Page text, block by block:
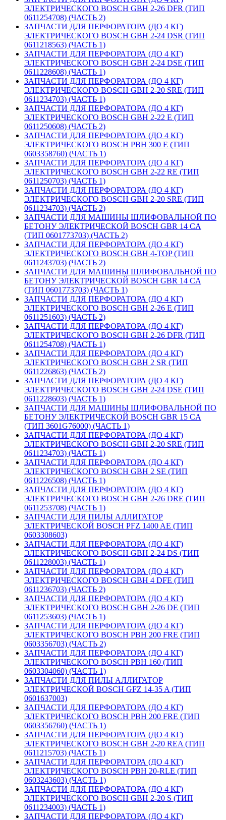
ЭЛЕКТРИЧЕСКОГО BOSCH GBH 2-26 DFR (ТИП
0611254708) (ЧАСТЬ 2)
ЗАПЧАСТИ ДЛЯ ПЕРФОРАТОРА (ДО 4 КГ)
ЭЛЕКТРИЧЕСКОГО BOSCH GBH 2-24 DSR (ТИП
0611218563) (ЧАСТЬ 1)
ЗАПЧАСТИ ДЛЯ ПЕРФОРАТОРА (ДО 4 КГ)
ЭЛЕКТРИЧЕСКОГО BOSCH GBH 2-24 DSE (ТИП
0611228608) (ЧАСТЬ 1)
ЗАПЧАСТИ ДЛЯ ПЕРФОРАТОРА (ДО 4 КГ)
ЭЛЕКТРИЧЕСКОГО BOSCH GBH 2-20 SRE (ТИП
0611234703) (ЧАСТЬ 1)
ЗАПЧАСТИ ДЛЯ ПЕРФОРАТОРА (ДО 4 КГ)
ЭЛЕКТРИЧЕСКОГО BOSCH GBH 2-22 E (ТИП
0611250608) (ЧАСТЬ 2)
ЗАПЧАСТИ ДЛЯ ПЕРФОРАТОРА (ДО 4 КГ)
ЭЛЕКТРИЧЕСКОГО BOSCH PBH 300 E (ТИП
0603358760) (ЧАСТЬ 1)
ЗАПЧАСТИ ДЛЯ ПЕРФОРАТОРА (ДО 4 КГ)
ЭЛЕКТРИЧЕСКОГО BOSCH GBH 2-22 RE (ТИП
0611250703) (ЧАСТЬ 1)
ЗАПЧАСТИ ДЛЯ ПЕРФОРАТОРА (ДО 4 КГ)
ЭЛЕКТРИЧЕСКОГО BOSCH GBH 2-20 SRE (ТИП
0611234703) (ЧАСТЬ 2)
ЗАПЧАСТИ ДЛЯ МАШИНЫ ШЛИФОВАЛЬНОЙ ПО
БЕТОНУ ЭЛЕКТРИЧЕСКОЙ BOSCH GBR 14 CA
(ТИП 0601773703) (ЧАСТЬ 2)
ЗАПЧАСТИ ДЛЯ ПЕРФОРАТОРА (ДО 4 КГ)
ЭЛЕКТРИЧЕСКОГО BOSCH GBH 4-TOP (ТИП
0611243703) (ЧАСТЬ 2)
ЗАПЧАСТИ ДЛЯ МАШИНЫ ШЛИФОВАЛЬНОЙ ПО
БЕТОНУ ЭЛЕКТРИЧЕСКОЙ BOSCH GBR 14 CA
(ТИП 0601773703) (ЧАСТЬ 1)
ЗАПЧАСТИ ДЛЯ ПЕРФОРАТОРА (ДО 4 КГ)
ЭЛЕКТРИЧЕСКОГО BOSCH GBH 2-26 E (ТИП
0611251603) (ЧАСТЬ 2)
ЗАПЧАСТИ ДЛЯ ПЕРФОРАТОРА (ДО 4 КГ)
ЭЛЕКТРИЧЕСКОГО BOSCH GBH 2-26 DFR (ТИП
0611254708) (ЧАСТЬ 1)
ЗАПЧАСТИ ДЛЯ ПЕРФОРАТОРА (ДО 4 КГ)
ЭЛЕКТРИЧЕСКОГО BOSCH GBH 2 SR (ТИП
0611226863) (ЧАСТЬ 2)
ЗАПЧАСТИ ДЛЯ ПЕРФОРАТОРА (ДО 4 КГ)
ЭЛЕКТРИЧЕСКОГО BOSCH GBH 2-24 DSE (ТИП
0611228603) (ЧАСТЬ 1)
ЗАПЧАСТИ ДЛЯ МАШИНЫ ШЛИФОВАЛЬНОЙ ПО
БЕТОНУ ЭЛЕКТРИЧЕСКОЙ BOSCH GBR 15 CA
(ТИП 3601G76000) (ЧАСТЬ 1)
ЗАПЧАСТИ ДЛЯ ПЕРФОРАТОРА (ДО 4 КГ)
ЭЛЕКТРИЧЕСКОГО BOSCH GBH 2-20 SRE (ТИП
0611234703) (ЧАСТЬ 1)
ЗАПЧАСТИ ДЛЯ ПЕРФОРАТОРА (ДО 4 КГ)
ЭЛЕКТРИЧЕСКОГО BOSCH GBH 2 SE (ТИП
0611226508) (ЧАСТЬ 1)
ЗАПЧАСТИ ДЛЯ ПЕРФОРАТОРА (ДО 4 КГ)
ЭЛЕКТРИЧЕСКОГО BOSCH GBH 2-26 DRE (ТИП
0611253708) (ЧАСТЬ 1)
ЗАПЧАСТИ ДЛЯ ПИЛЫ АЛЛИГАТОР
ЭЛЕКТРИЧЕСКОЙ BOSCH PFZ 1400 AE (ТИП
0603308603)
ЗАПЧАСТИ ДЛЯ ПЕРФОРАТОРА (ДО 4 КГ)
ЭЛЕКТРИЧЕСКОГО BOSCH GBH 2-24 DS (ТИП
0611228003) (ЧАСТЬ 1)
ЗАПЧАСТИ ДЛЯ ПЕРФОРАТОРА (ДО 4 КГ)
ЭЛЕКТРИЧЕСКОГО BOSCH GBH 4 DFE (ТИП
0611236703) (ЧАСТЬ 2)
ЗАПЧАСТИ ДЛЯ ПЕРФОРАТОРА (ДО 4 КГ)
ЭЛЕКТРИЧЕСКОГО BOSCH GBH 2-26 DE (ТИП
0611253603) (ЧАСТЬ 1)
ЗАПЧАСТИ ДЛЯ ПЕРФОРАТОРА (ДО 4 КГ)
ЭЛЕКТРИЧЕСКОГО BOSCH PBH 200 FRE (ТИП
0603356703) (ЧАСТЬ 2)
ЗАПЧАСТИ ДЛЯ ПЕРФОРАТОРА (ДО 4 КГ)
ЭЛЕКТРИЧЕСКОГО BOSCH PBH 160 (ТИП
0603304060) (ЧАСТЬ 1)
ЗАПЧАСТИ ДЛЯ ПИЛЫ АЛЛИГАТОР
ЭЛЕКТРИЧЕСКОЙ BOSCH GFZ 14-35 A (ТИП
0601637003)
ЗАПЧАСТИ ДЛЯ ПЕРФОРАТОРА (ДО 4 КГ)
ЭЛЕКТРИЧЕСКОГО BOSCH PBH 200 FRE (ТИП
0603356760) (ЧАСТЬ 1)
ЗАПЧАСТИ ДЛЯ ПЕРФОРАТОРА (ДО 4 КГ)
ЭЛЕКТРИЧЕСКОГО BOSCH GBH 2-20 REA (ТИП
0611215703) (ЧАСТЬ 1)
ЗАПЧАСТИ ДЛЯ ПЕРФОРАТОРА (ДО 4 КГ)
ЭЛЕКТРИЧЕСКОГО BOSCH PBH 20-RLE (ТИП
0603243603) (ЧАСТЬ 1)
ЗАПЧАСТИ ДЛЯ ПЕРФОРАТОРА (ДО 4 КГ)
ЭЛЕКТРИЧЕСКОГО BOSCH GBH 2-20 S (ТИП
0611234003) (ЧАСТЬ 1)
ЗАПЧАСТИ ДЛЯ ПЕРФОРАТОРА (ДО 4 КГ)